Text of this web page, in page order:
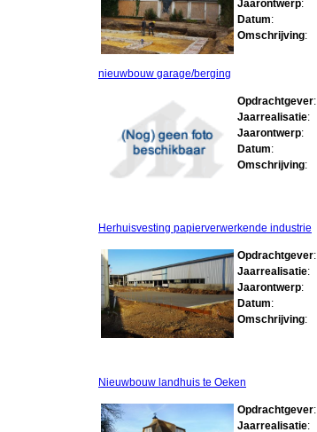
Jaarontwerp:
Datum:
Omschrijving:
nieuwbouw garage/berging
Opdrachtgever:
Jaarrealisatie:
Jaarontwerp:
Datum:
Omschrijving:
Herhuisvesting papierverwerkende industrie
Opdrachtgever:
Jaarrealisatie:
Jaarontwerp:
Datum:
Omschrijving:
Nieuwbouw landhuis te Oeken
Opdrachtgever:
Jaarrealisatie: